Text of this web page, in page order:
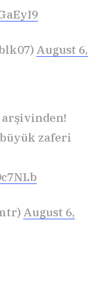
August 6,
arşivinden!
zaferi
August 6,